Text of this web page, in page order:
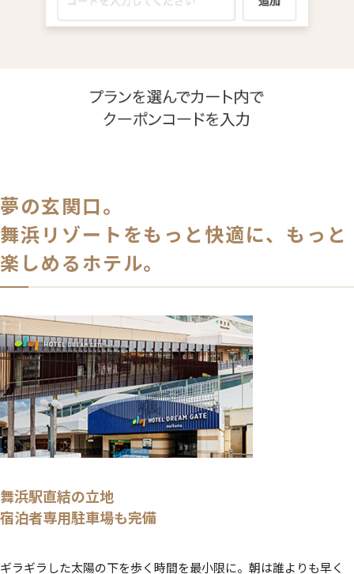
夢の玄関口。
舞浜リゾートをもっと快適に、もっと
楽しめるホテル。
舞浜駅直結の立地
宿泊者専用駐車場も完備
ギラギラした太陽の下を歩く時間を最小限に。朝は誰よりも早く